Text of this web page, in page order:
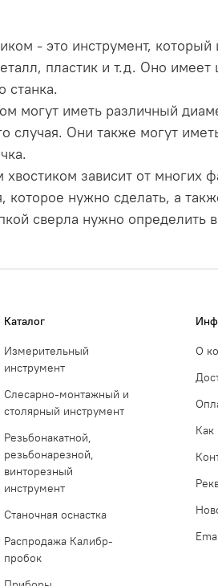
- это инструмент,
пластик и т.д. Оно
станка.
могут иметь различный
случая. Они также могут
зависит от многих
которое нужно сделать, а
сверла нужно определить
Каталог
Измерительный
инструмент
Слесарно-монтажный и
столярный инструмент
Резьбонакатной,
резьбонарезной,
винторезный
инструмент
Станочная оснастка
Распродажа Калибр-
пробок
О
Как